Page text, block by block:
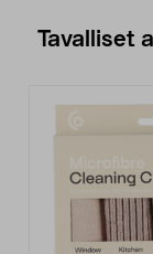
Tavalliset